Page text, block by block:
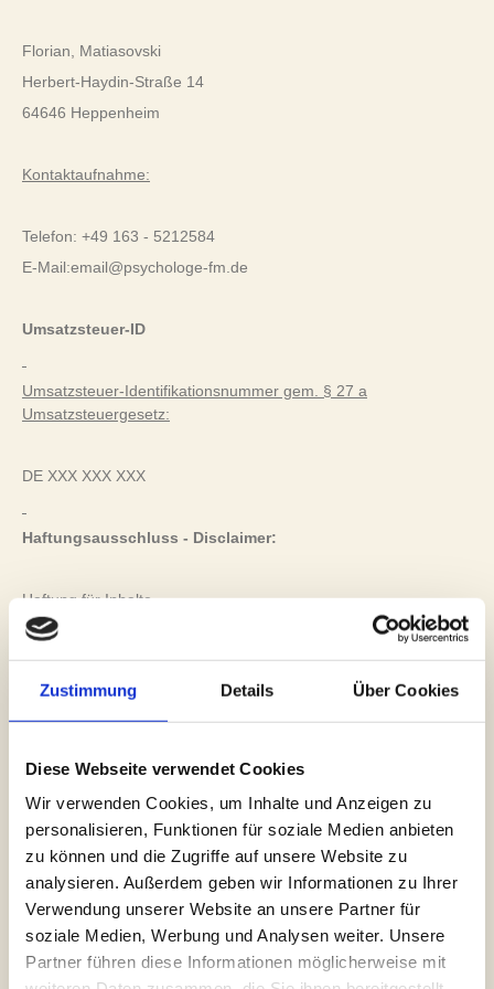
Zustimmung Details Über Cookies
Diese Webseite verwendet Cookies
Wir verwenden Cookies, um Inhalte und Anzeigen zu
personalisieren, Funktionen für soziale Medien anbieten
zu können und die Zugriffe auf unsere Website zu
analysieren. Außerdem geben wir Informationen zu Ihrer
Verwendung unserer Website an unsere Partner für
soziale Medien, Werbung und Analysen weiter. Unsere
Partner führen diese Informationen möglicherweise mit
Florian, Matiasovski
Herbert-Haydin-Straße 14
64646 Heppenheim
Kontaktaufnahme:
Telefon: +49 163 - 5212584
E-Mail:email@psychologe-fm.de
Umsatzsteuer-ID
Umsatzsteuer-Identifikationsnummer gem. § 27 a
Umsatzsteuergesetz:
DE XXX XXX XXX
Haftungsausschluss - Disclaimer:
Haftung für Inhalte
Alle Inhalte unseres Internetauftritts wurden mit größter Sorgfalt
und nach bestem Gewissen erstellt. Für die Richtigkeit,
allgemeinen Gesetzen verantwortlich. Nach §§ 8 bis 10 TMG
sind wir als Diensteanbieter jedoch nicht verpflichtet,
übermittelte oder gespeicherte fremde Informationen zu
überwachen oder nach Umständen zu forschen, die auf eine
rechtswidrige Tätigkeit hinweisen. Verpflichtungen zur
Entfernung oder Sperrung der Nutzung von Informationen nach
den allgemeinen Gesetzen bleiben hiervon unberührt.
Eine diesbezügliche Haftung ist jedoch erst ab dem Zeitpunkt
der Kenntniserlangung einer konkreten Rechtsverletzung